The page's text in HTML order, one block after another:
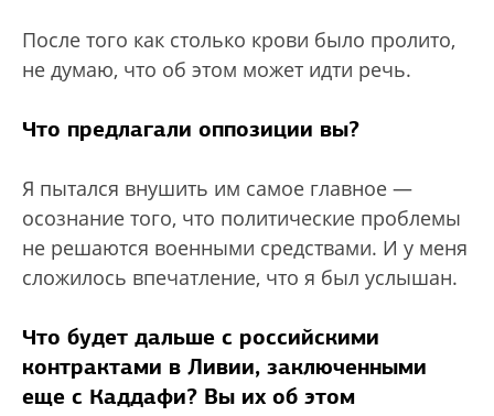
После того как столько крови было пролито,
не думаю, что об этом может идти речь.
Что предлагали оппозиции вы?
Я пытался внушить им самое главное —
осознание того, что политические проблемы
не решаются военными средствами. И у меня
сложилось впечатление, что я был услышан.
Что будет дальше с российскими
контрактами в Ливии, заключенными
еще с Каддафи? Вы их об этом